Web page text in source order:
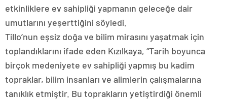
etkinliklere ev sahipliği yapmanın geleceğe dair
umutlarını yeşerttiğini söyledi.
Tillo’nun eşsiz doğa ve bilim mirasını yaşatmak için
toplandıklarını ifade eden Kızılkaya, “Tarih boyunca
birçok medeniyete ev sahipliği yapmış bu kadim
topraklar, bilim insanları ve alimlerin çalışmalarına
tanıklık etmiştir. Bu toprakların yetiştirdiği önemli